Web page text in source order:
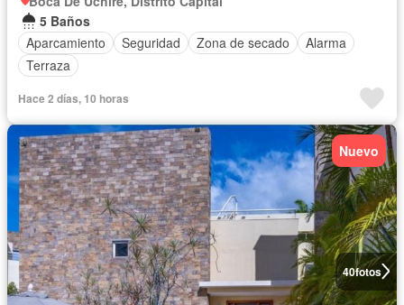
5 Baños
Aparcamiento
Seguridad Zona de secado
Alarma
Terraza
Hace 2 días, 10 horas
40fotos
Nuevo